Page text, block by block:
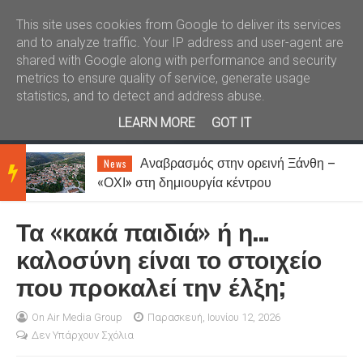
Καλώς ήλθατε Kral News
BRE
AKIN
NEW
News
Αναβρασμός στην ορεινή Ξάνθη –
«ΟΧΙ» στη δημιουργία κέντρου
Τα «κακά παιδιά» ή η…
καλοσύνη είναι το στοιχείο
που προκαλεί την έλξη;
On Air Media Group
Παρασκευή, Ιουνίου 12, 2026
Δεν Υπάρχουν Σχόλια
This site uses cookies from Google to deliver its services
and to analyze traffic. Your IP address and user-agent are
shared with Google along with performance and security
metrics to ensure quality of service, generate usage
statistics, and to detect and address abuse.
LEARN MORE
GOT IT